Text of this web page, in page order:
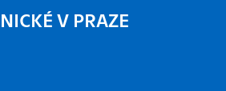
V PRAZE